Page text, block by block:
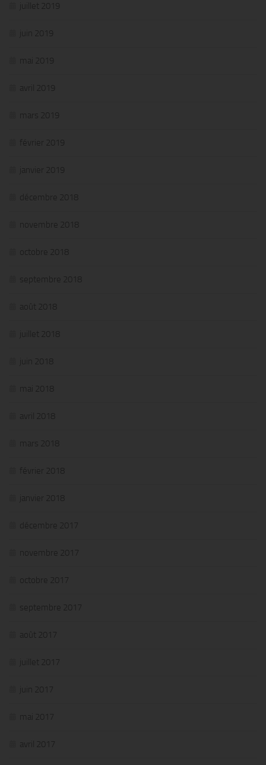
juillet 2019
juin 2019
mai 2019
avril 2019
mars 2019
février 2019
janvier 2019
décembre 2018
novembre 2018
octobre 2018
septembre 2018
août 2018
juillet 2018
juin 2018
mai 2018
avril 2018
mars 2018
février 2018
janvier 2018
décembre 2017
novembre 2017
octobre 2017
septembre 2017
août 2017
juillet 2017
juin 2017
mai 2017
avril 2017